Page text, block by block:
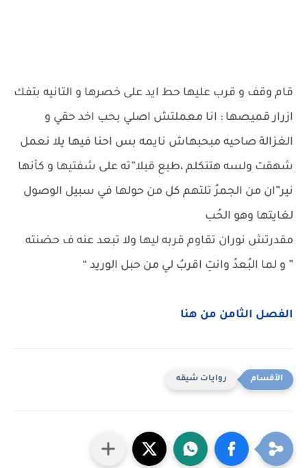
قام وقف و قرب عليها حط ايد على خصرها و التانيه بتفك
ازرار قميصها : انا معملتش اصلي بحب اخد حقي و
الغزالة صاحيه مبحبهاش نايمه بس احنا فيها يلا نعمل
شهقت ولسه هتتكلم ،طبع قبلا”ته على شفتيها و كأنها
نير”ان من الجمرُ تلتهم كل من حولها في سبيل الوصول
لغايتها وهو الحُب
مقدرتش نوران تقاوم قربه ليها ولا تبعد عنه ف حضنته
” و لما البُعدُ وانتِ اقربُ لي من حبل الوريد “
الفصل الثامن من هنا
روايات شيقه